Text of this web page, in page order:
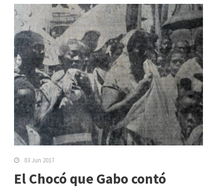
03 Jun 2017
El Chocó que Gabo contó